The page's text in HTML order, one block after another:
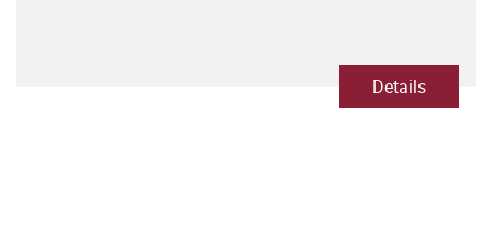
Details